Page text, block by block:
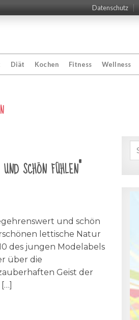
Datenschutz
Diät Kochen Fitness Wellness
schön fühlen“
und schön
lettische Natur
des jungen Modelabels
über die
Geist der